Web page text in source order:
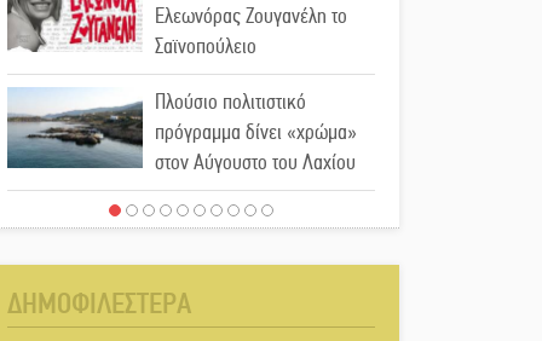
Ελεωνόρας Ζουγανέλη το
Σαϊνοπούλειο
Πλούσιο πολιτιστικό
πρόγραμμα δίνει «χρώμα»
στον Αύγουστο του Λαχίου
Χασισοφυτεία στην
Μπαρόκ μελωδίες κάτω από
ΔΗΜΟΦΙΛΕΣΤΕΡΑ